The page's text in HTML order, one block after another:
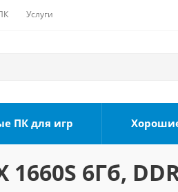
Услуги
ПК для игр
6Гб,